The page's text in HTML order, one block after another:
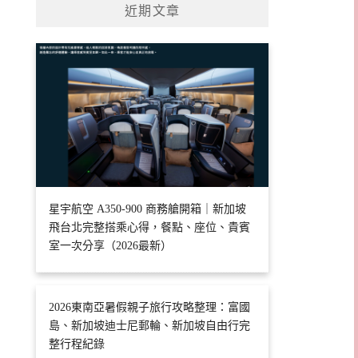
近期文章
星宇航空 A350-900 商務艙開箱｜新加坡
飛台北完整搭乘心得，餐點、座位、貴賓
室一次分享（2026最新）
2026東南亞暑假親子旅行攻略整理：富國
島、新加坡迪士尼郵輪、新加坡自由行完
整行程紀錄